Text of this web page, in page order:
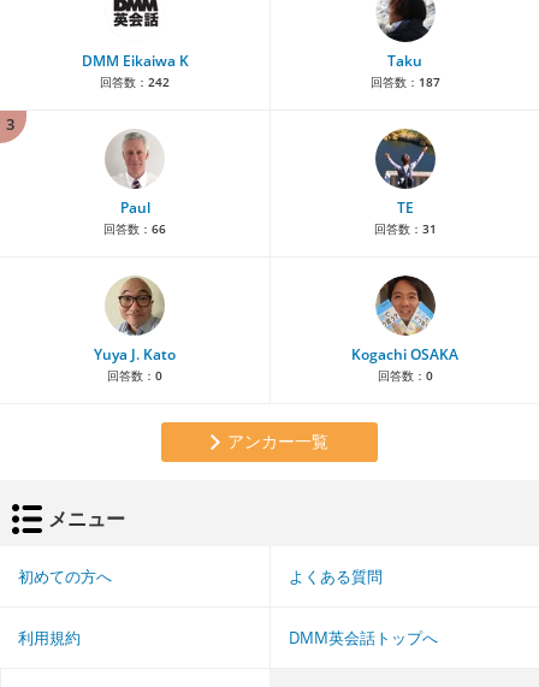
DMM Eikaiwa K
回答数： 242
Taku
回答数： 187
3
Paul
回答数： 66
TE
回答数： 31
Yuya J. Kato
回答数： 0
Kogachi OSAKA
回答数： 0
アンカー一覧
メニュー
初めての方へ よくある質問
利用規約 DMM英会話トップへ